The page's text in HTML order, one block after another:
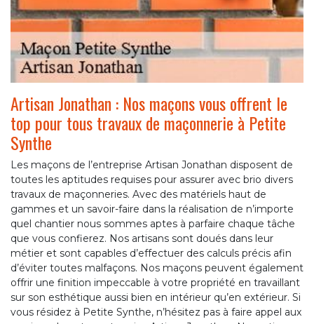
Artisan Jonathan : Nos maçons vous offrent le
top pour tous travaux de maçonnerie à Petite
Synthe
Les maçons de l’entreprise Artisan Jonathan disposent de
toutes les aptitudes requises pour assurer avec brio divers
travaux de maçonneries. Avec des matériels haut de
gammes et un savoir-faire dans la réalisation de n’importe
quel chantier nous sommes aptes à parfaire chaque tâche
que vous confierez. Nos artisans sont doués dans leur
métier et sont capables d’effectuer des calculs précis afin
d’éviter toutes malfaçons. Nos maçons peuvent également
offrir une finition impeccable à votre propriété en travaillant
sur son esthétique aussi bien en intérieur qu’en extérieur. Si
vous résidez à Petite Synthe, n’hésitez pas à faire appel aux